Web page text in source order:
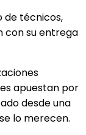
de técnicos,
con su entrega
apuestan por
desde una
lo merecen.